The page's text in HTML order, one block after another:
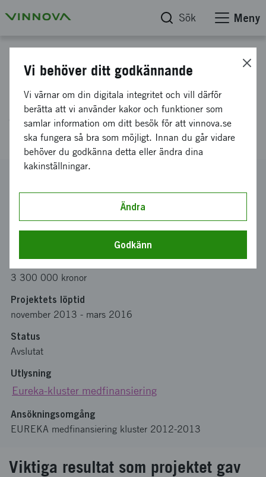
Sök Meny
EUREKA Celtic NOTTS (Next
generation Over-The-Top
multimedia Services)
2012-03739
ACREO SWEDISH ICT AB-Netlab Networking and
Transmission Laboratory, Stockholm
Bidrag från Vinnova
3 300 000 kronor
Projektets löptid
november 2013 - mars 2016
Status
Avslutat
Utlysning
Eureka-kluster medfinansiering
Ansökningsomgång
EUREKA medfinansiering kluster 2012-2013
Viktiga resultat som projektet gav
Vi behöver ditt godkännande
Vi värnar om din digitala integritet och vill därför
berätta att vi använder kakor och funktioner som
samlar information om ditt besök för att vinnova.se
ska fungera så bra som möjligt. Innan du går vidare
behöver du godkänna detta eller ändra dina
kakinställningar.
Ändra
Godkänn